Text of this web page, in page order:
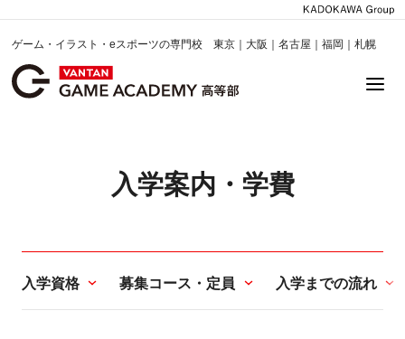
ゲーム・イラスト・eスポーツの専門校 東京｜大阪｜名古屋｜福岡｜札幌
入学案内・学費
入学資格 募集コース・定員 入学までの流れ